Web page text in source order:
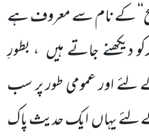
کے نام سے معروف ہے
دیکھنے جاتے ہیں ، بطورِ
لئے اور عمومی طور پر سب
لئے یہاںایک حدیث پاک